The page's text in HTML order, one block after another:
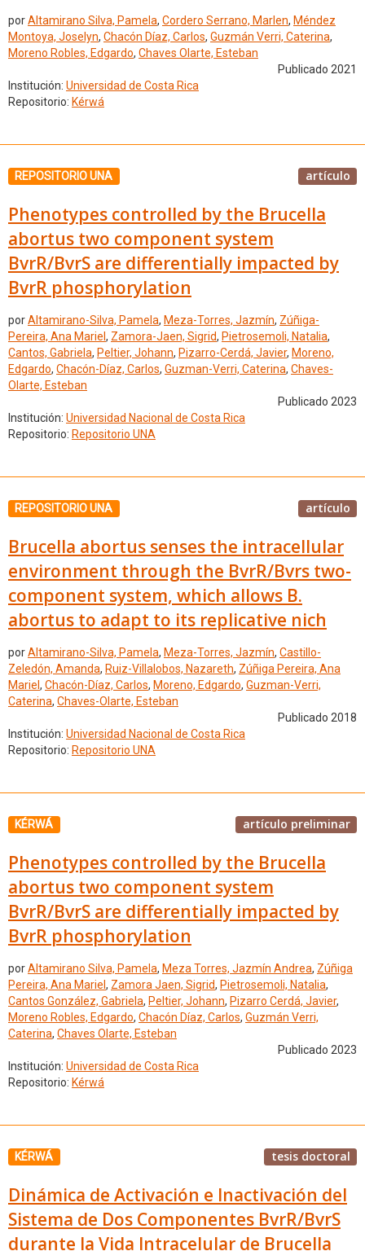
porAltamirano Silva, Pamela, Cordero Serrano, Marlen, Méndez
Montoya, Joselyn, Chacón Díaz, Carlos, Guzmán Verri, Caterina,
Moreno Robles, Edgardo, Chaves Olarte, Esteban
Publicado 2021
Institución: Universidad de Costa Rica
Repositorio: Kérwá
REPOSITORIO UNA artículo
Phenotypes controlled by the Brucella
abortus two component system
BvrR/BvrS are differentially impacted by
BvrR phosphorylation
porAltamirano-Silva, Pamela, Meza-Torres, Jazmín, Zúñiga-
Pereira, Ana Mariel , Zamora-Jaen, Sigrid, Pietrosemoli, Natalia,
Cantos, Gabriela, Peltier, Johann, Pizarro-Cerdá, Javier, Moreno,
Edgardo, Chacón-Díaz, Carlos, Guzman-Verri, Caterina, Chaves-
Olarte, Esteban
Publicado 2023
Institución: Universidad Nacional de Costa Rica
Repositorio: Repositorio UNA
REPOSITORIO UNA artículo
Brucella abortus senses the intracellular
environment through the BvrR/Bvrs two-
component system, which allows B.
abortus to adapt to its replicative nich
porAltamirano-Silva, Pamela, Meza-Torres, Jazmín, Castillo-
Zeledón, Amanda, Ruiz-Villalobos, Nazareth, Zúñiga Pereira, Ana
Mariel , Chacón-Díaz, Carlos, Moreno, Edgardo, Guzman-Verri,
Caterina, Chaves-Olarte, Esteban
Publicado 2018
Institución: Universidad Nacional de Costa Rica
Repositorio: Repositorio UNA
KÉRWÁ artículo preliminar
Phenotypes controlled by the Brucella
abortus two component system
BvrR/BvrS are differentially impacted by
BvrR phosphorylation
porAltamirano Silva, Pamela, Meza Torres, Jazmín Andrea, Zúñiga
Pereira, Ana Mariel , Zamora Jaen, Sigrid, Pietrosemoli, Natalia,
Cantos González, Gabriela, Peltier, Johann, Pizarro Cerdá, Javier,
Moreno Robles, Edgardo, Chacón Díaz, Carlos, Guzmán Verri,
Caterina, Chaves Olarte, Esteban
Publicado 2023
Institución: Universidad de Costa Rica
Repositorio: Kérwá
KÉRWÁ tesis doctoral
Dinámica de Activación e Inactivación del
Sistema de Dos Componentes BvrR/BvrS
durante la Vida Intracelular de Brucella